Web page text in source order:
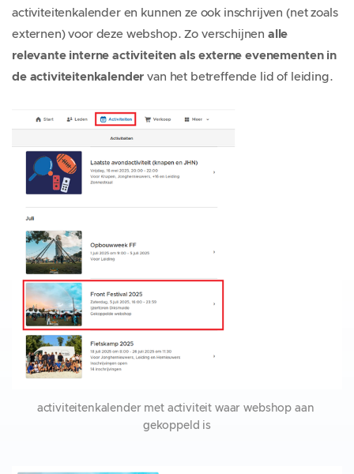
activiteitenkalender en kunnen ze ook inschrijven (net zoals
externen) voor deze webshop. Zo verschijnen alle
relevante interne activiteiten als externe evenementen in
de activiteitenkalender van het betreffende lid of leiding.
activiteitenkalender met activiteit waar webshop aan
gekoppeld is